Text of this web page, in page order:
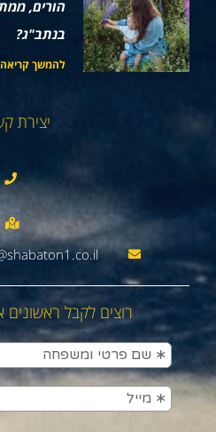
הורים,
בנתב"ג?
להמשך
יצירת
רוצים לקבל ראשונים